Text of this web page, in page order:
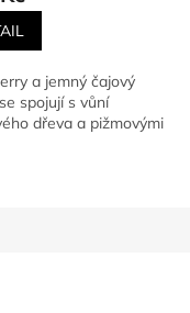
a jemný čajový
spojují s vůní
dřeva a pižmovými